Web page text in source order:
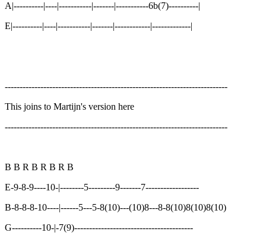
A|----------|----|-----------|-------|-----------6b(7)----------|
E|----------|----|-----------|-------|------------|-------------|
---------------------------------------------------------------------------
This joins to Martijn's version here
---------------------------------------------------------------------------
B B R B R B R B
E-9-8-9----10-|--------5---------9-------7------------------
B-8-8-8-10----|------5---5-8(10)---(10)8---8-8(10)8(10)8(10)
G----------10-|-7(9)----------------------------------------